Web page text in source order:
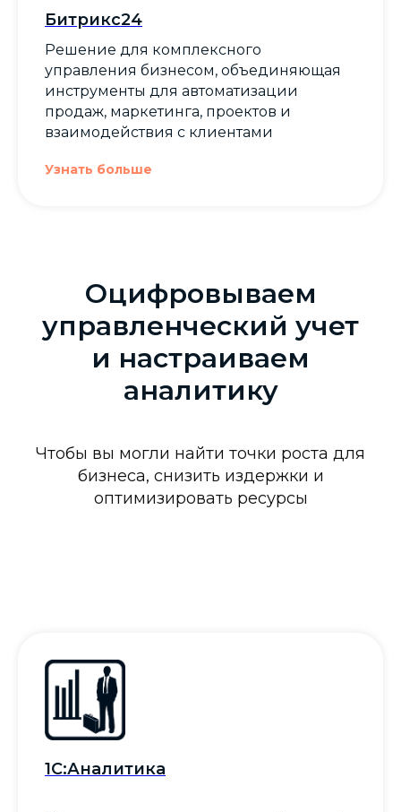
Битрикс24
Решение для комплексного
управления бизнесом, объединяющая
инструменты для автоматизации
продаж, маркетинга, проектов и
взаимодействия с клиентами
Узнать больше
Оцифровываем
управленческий учет
и настраиваем
аналитику
Чтобы вы могли найти точки роста для
бизнеса, снизить издержки и
оптимизировать ресурсы
1С:Аналитика